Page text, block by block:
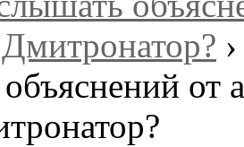
›
от